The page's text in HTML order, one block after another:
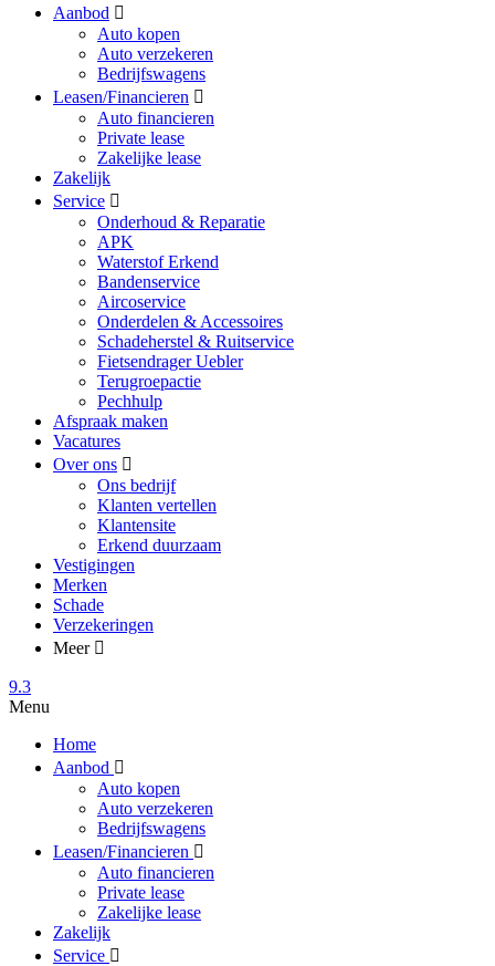
Aanbod
Auto kopen
Auto verzekeren
Bedrijfswagens
Leasen/Financieren
Auto financieren
Private lease
Zakelijke lease
Zakelijk
Service
Onderhoud & Reparatie
APK
Waterstof Erkend
Bandenservice
Aircoservice
Onderdelen & Accessoires
Schadeherstel & Ruitservice
Fietsendrager Uebler
Terugroepactie
Pechhulp
Afspraak maken
Vacatures
Over ons
Ons bedrijf
Klanten vertellen
Klantensite
Erkend duurzaam
Vestigingen
Merken
Schade
Verzekeringen
Meer
9.3
Menu
Home
Aanbod
Auto kopen
Auto verzekeren
Bedrijfswagens
Leasen/Financieren
Auto financieren
Private lease
Zakelijke lease
Zakelijk
Service